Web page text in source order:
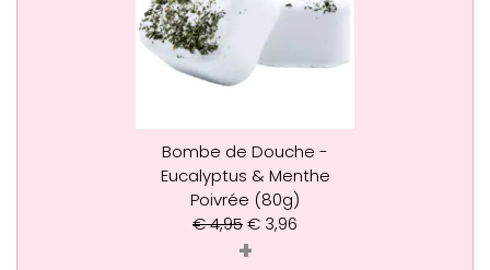
Bombe de Douche -
Eucalyptus & Menthe
Poivrée (80g)
€4,95€ 3,96
+